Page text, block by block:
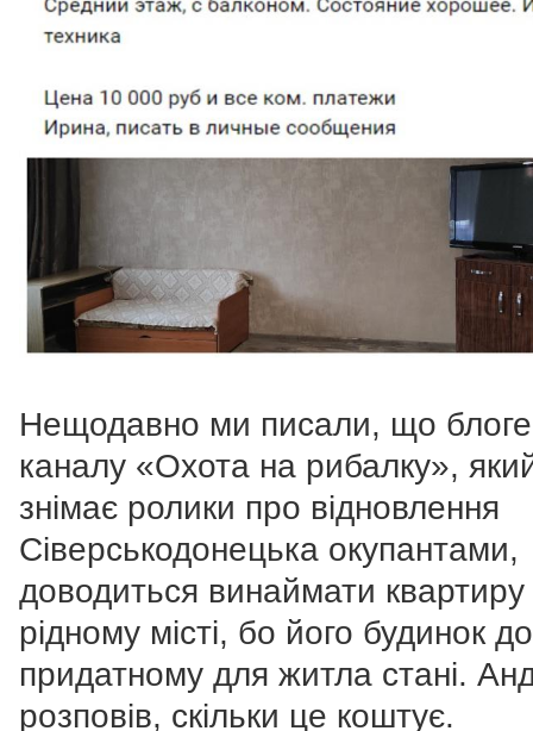
Нещодавно ми писали, що
каналу «Охота на рибалку»,
знімає ролики про відновлення
Сіверськодонецька окупантами,
доводиться винаймати квартиру
рідному місті, бо його будинок
придатному для житла стані.
розповів, скільки це коштує.